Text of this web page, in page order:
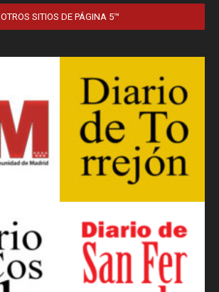
OTROS SITIOS DE PÁGINA 5™